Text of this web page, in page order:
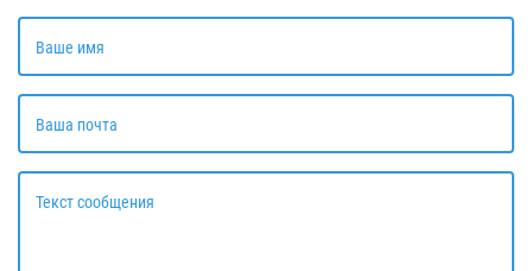
Ваше имя
Ваша почта
Текст сообщения